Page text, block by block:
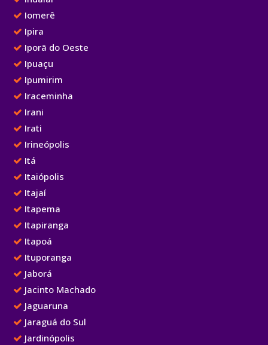
Iomerê
Ipira
Iporã do Oeste
Ipuaçu
Ipumirim
Iraceminha
Irani
Irati
Irineópolis
Itá
Itaiópolis
Itajaí
Itapema
Itapiranga
Itapoá
Ituporanga
Jaborá
Jacinto Machado
Jaguaruna
Jaraguá do Sul
Jardinópolis